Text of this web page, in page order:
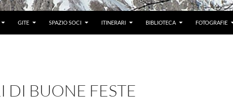
GITE SPAZIO SOCI ITINERARI BIBLIOTECA FOTOGRAFIE
DI BUONE FESTE